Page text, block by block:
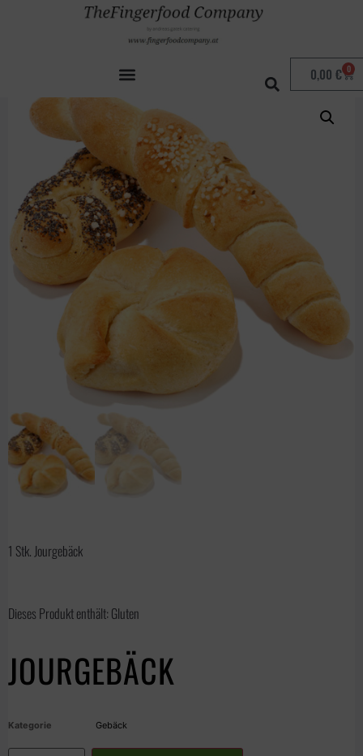
0,00€ 0
/ Jourgebäck
1 Stk. Jourgebäck
Dieses Produkt enthält: Gluten
JOURGEBÄCK
Kategorie Gebäck